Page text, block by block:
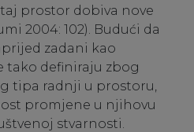
prostor dobiva nove
2004: 102). Budući da
zadani kao
tako definiraju zbog
tipa radnji u prostoru,
promjene u njihovu
stvarnosti.